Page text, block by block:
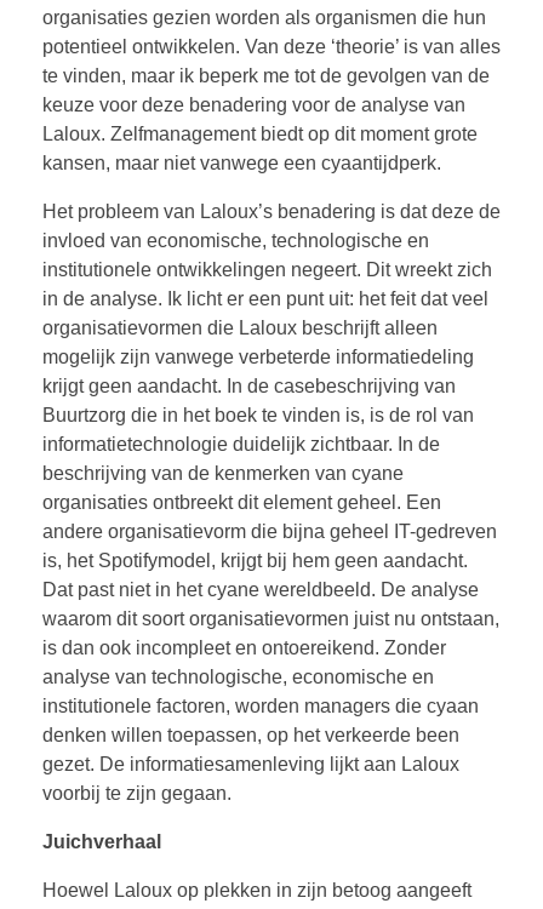
organisaties gezien worden als organismen die hun
potentieel ontwikkelen. Van deze ‘theorie’ is van alles
te vinden, maar ik beperk me tot de gevolgen van de
keuze voor deze benadering voor de analyse van
Laloux. Zelfmanagement biedt op dit moment grote
kansen, maar niet vanwege een cyaantijdperk.
Het probleem van Laloux’s benadering is dat deze de
invloed van economische, technologische en
institutionele ontwikkelingen negeert. Dit wreekt zich
in de analyse. Ik licht er een punt uit: het feit dat veel
organisatievormen die Laloux beschrijft alleen
mogelijk zijn vanwege verbeterde informatiedeling
krijgt geen aandacht. In de casebeschrijving van
Buurtzorg die in het boek te vinden is, is de rol van
informatietechnologie duidelijk zichtbaar. In de
beschrijving van de kenmerken van cyane
organisaties ontbreekt dit element geheel. Een
andere organisatievorm die bijna geheel IT-gedreven
is, het Spotifymodel, krijgt bij hem geen aandacht.
Dat past niet in het cyane wereldbeeld. De analyse
waarom dit soort organisatievormen juist nu ontstaan,
is dan ook incompleet en ontoereikend. Zonder
analyse van technologische, economische en
institutionele factoren, worden managers die cyaan
denken willen toepassen, op het verkeerde been
gezet. De informatiesamenleving lijkt aan Laloux
voorbij te zijn gegaan.
Juichverhaal
Hoewel Laloux op plekken in zijn betoog aangeeft